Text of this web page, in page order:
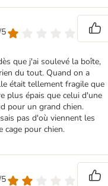
que j'ai soulevé la boîte,
du tout. Quand on a
était tellement fragile que
plus épais que celui d'une
pour un grand chien.
pas d'où viennent les
cage pour chien.